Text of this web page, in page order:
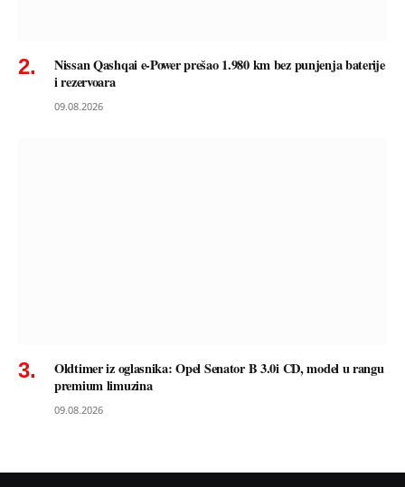
Nissan Qashqai e-Power prešao 1.980 km bez punjenja baterije
i rezervoara
09.08.2026
Oldtimer iz oglasnika: Opel Senator B 3.0i CD, model u rangu
premium limuzina
09.08.2026